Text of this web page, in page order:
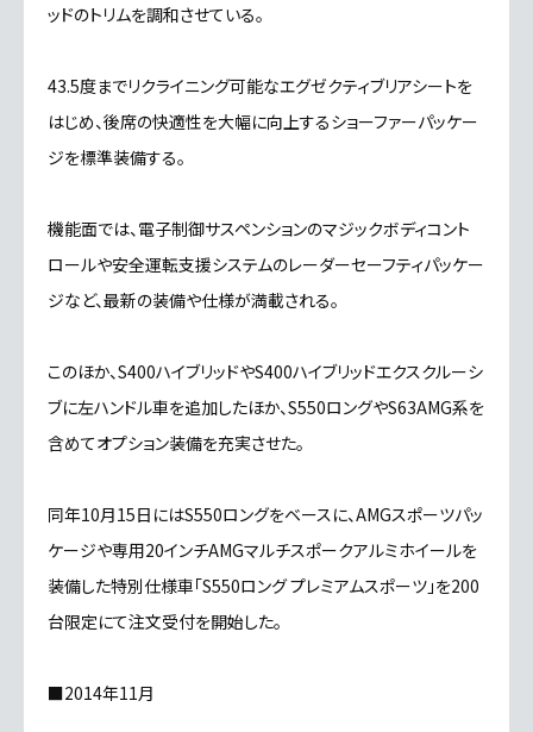
ッドのトリムを調和させている。
43.5度までリクライニング可能なエグゼクティブリアシートを
はじめ、後席の快適性を大幅に向上するショーファーパッケー
ジを標準装備する。
機能面では、電子制御サスペンションのマジックボディコント
ロールや安全運転支援システムのレーダーセーフティパッケー
ジなど、最新の装備や仕様が満載される。
このほか、S400ハイブリッドやS400ハイブリッドエクスクルーシ
ブに左ハンドル車を追加したほか、S550ロングやS63AMG系を
含めてオプション装備を充実させた。
同年10月15日にはS550ロングをベースに、AMGスポーツパッ
ケージや専用20インチAMGマルチスポークアルミホイールを
装備した特別仕様車「S550ロング プレミアムスポーツ」を200
台限定にて注文受付を開始した。
■2014年11月